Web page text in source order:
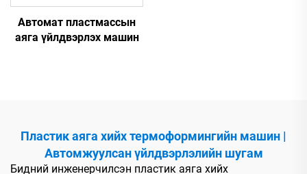
Автомат пластмассын
аяга үйлдвэрлэх машин
Пластик аяга хийх термоформингийн машин |
Автомжуулсан үйлдвэрлэлийн шугам
Бидний инженерчилсэн пластик аяга хийх